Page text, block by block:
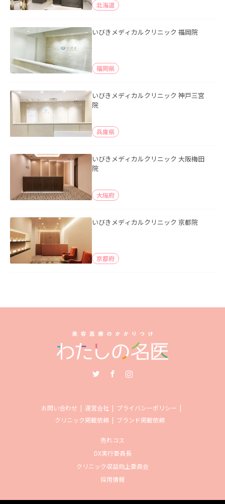
北海道
いびきメディカルクリニック 福岡院
福岡県
いびきメディカルクリニック 神戸三宮
院
兵庫県
いびきメディカルクリニック 大阪梅田
院
大阪府
いびきメディカルクリニック 京都院
京都府
お問い合わせ 運営会社
プライバシーポリシー
クリニック掲載依頼
ブランド掲載依頼
売れコス
DX実行委員長
クリニック収益向上委員会
採用情報